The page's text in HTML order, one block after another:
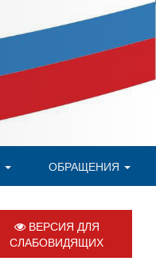
ОБРАЩЕНИЯ
ВЕРСИЯ ДЛЯ
СЛАБОВИДЯЩИХ